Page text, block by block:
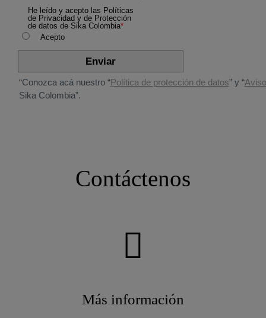
Contáctenos
Más información